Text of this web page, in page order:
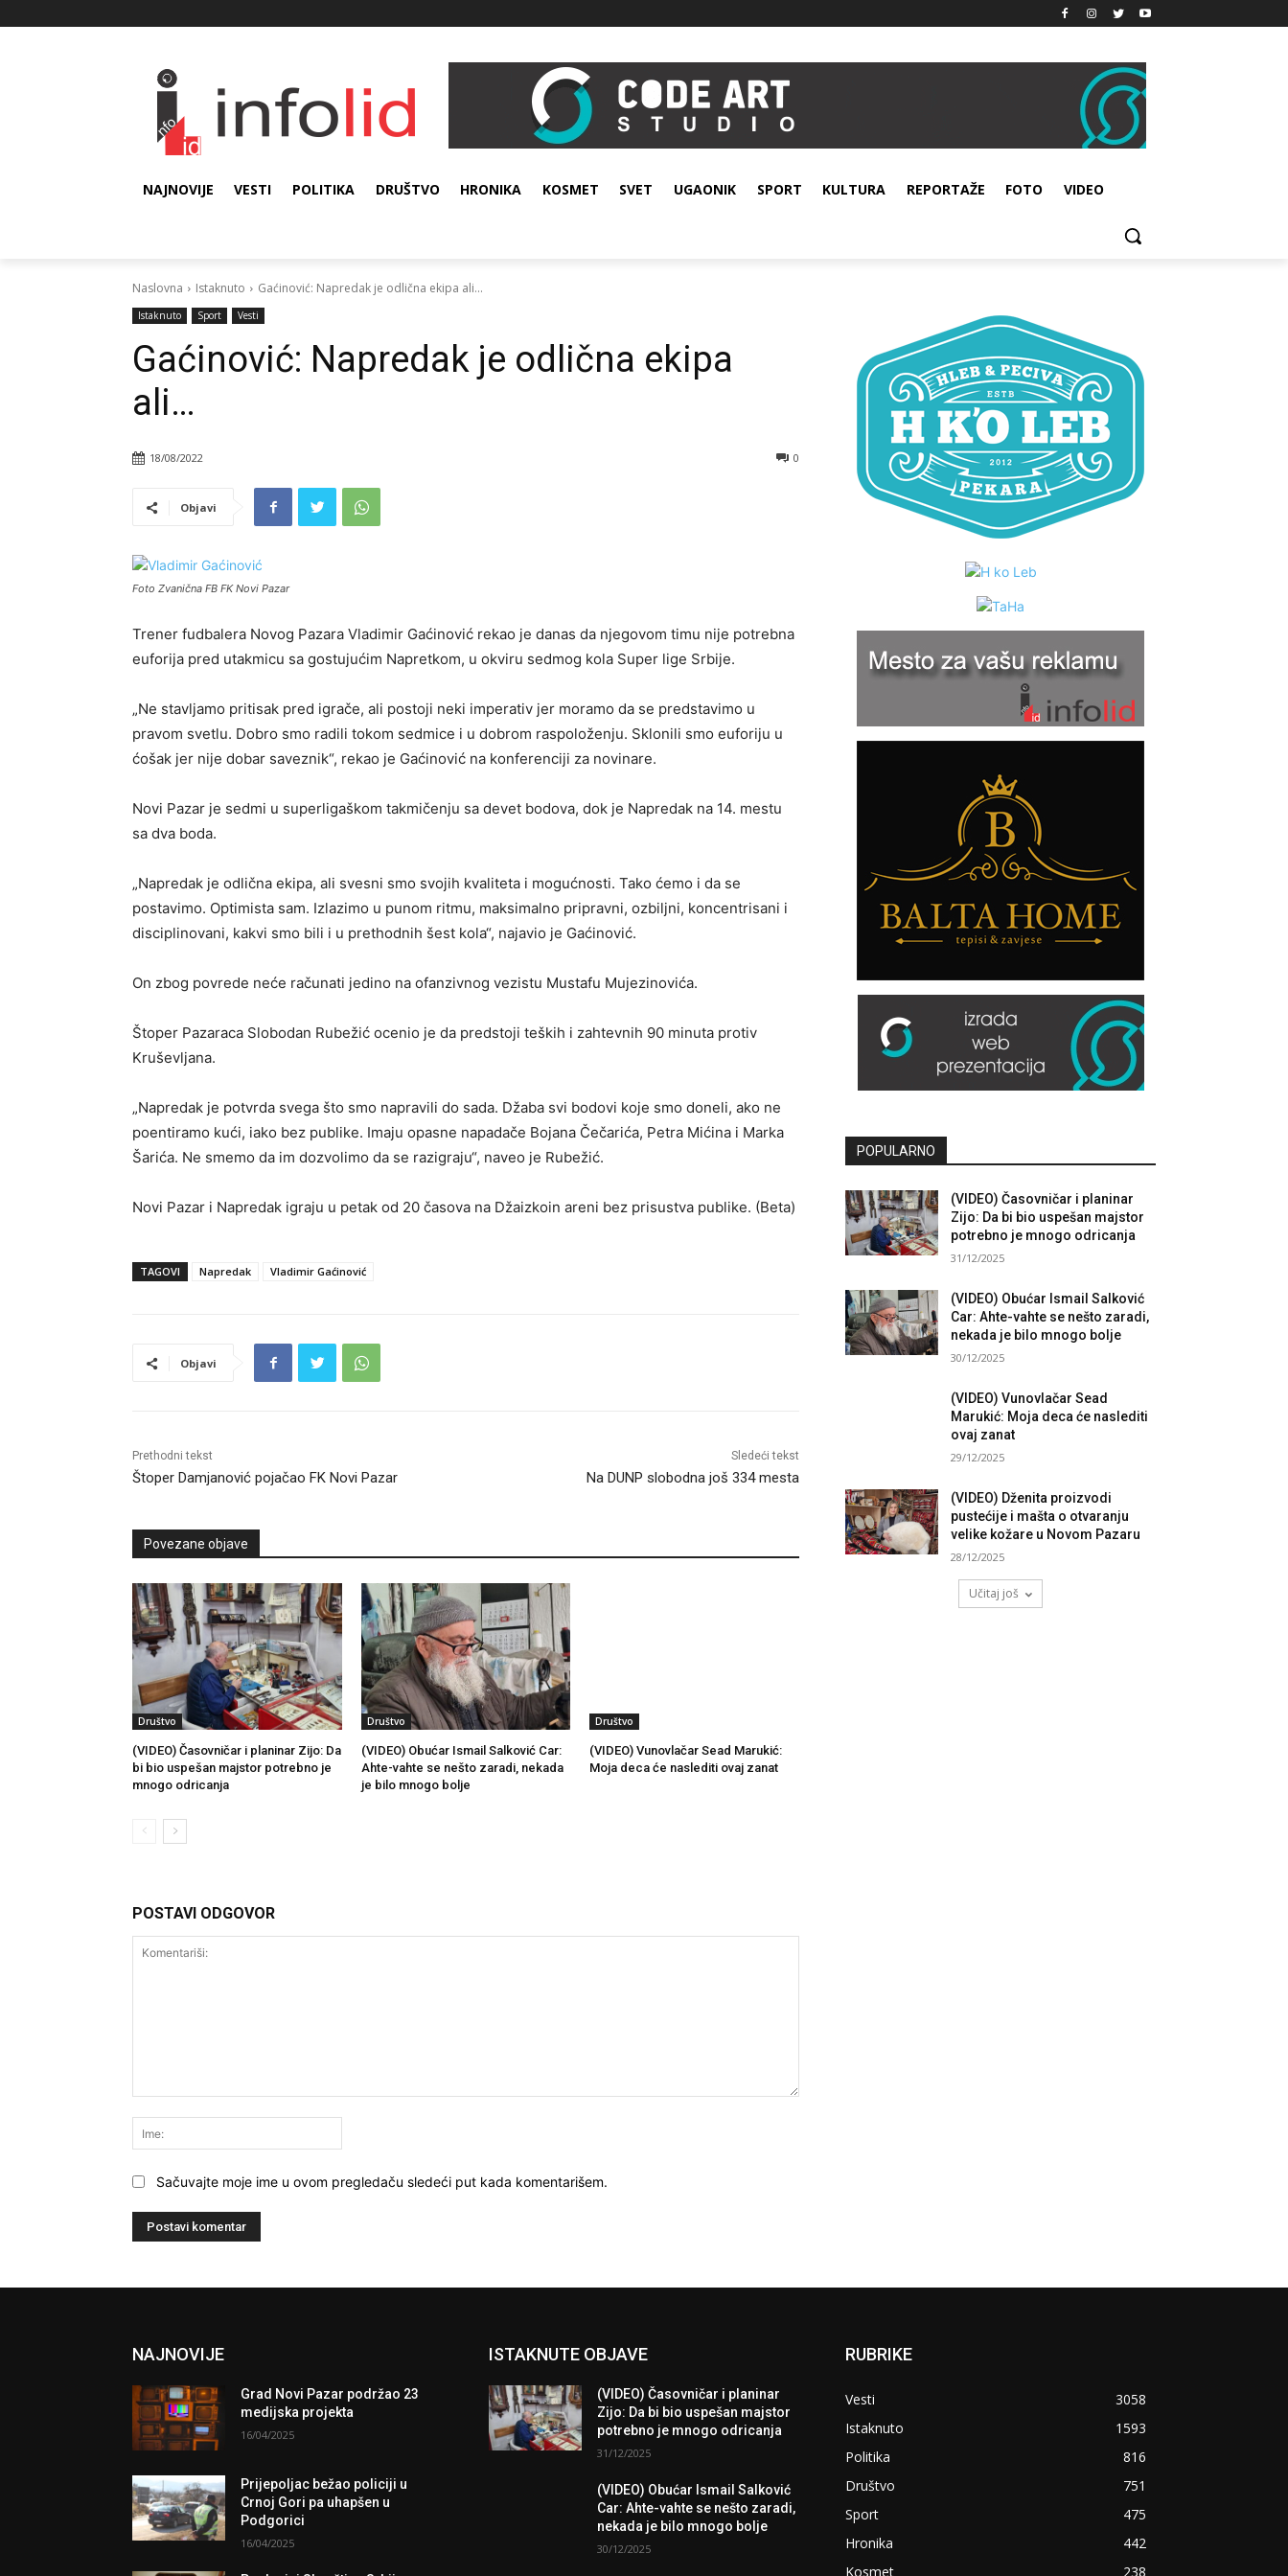
NAJNOVIJE VESTI POLITIKA DRUŠTVO HRONIKA KOSMET SVET UGAONIK SPORT KULTURA REPORTAŽE FOTO VIDEO
Naslovna Istaknuto Gaćinović: Napredak je odlična ekipa ali...
Istaknuto Sport Vesti
Gaćinović: Napredak je odlična ekipa
ali…
18/08/2022 0
Objavi
Foto Zvanična FB FK Novi Pazar
Trener fudbalera Novog Pazara Vladimir Gaćinović rekao je danas da njegovom timu nije potrebna
euforija pred utakmicu sa gostujućim Napretkom, u okviru sedmog kola Super lige Srbije.
„Ne stavljamo pritisak pred igrače, ali postoji neki imperativ jer moramo da se predstavimo u
pravom svetlu. Dobro smo radili tokom sedmice i u dobrom raspoloženju. Sklonili smo euforiju u
ćošak jer nije dobar saveznik“, rekao je Gaćinović na konferenciji za novinare.
Novi Pazar je sedmi u superligaškom takmičenju sa devet bodova, dok je Napredak na 14. mestu
sa dva boda.
„Napredak je odlična ekipa, ali svesni smo svojih kvaliteta i mogućnosti. Tako ćemo i da se
postavimo. Optimista sam. Izlazimo u punom ritmu, maksimalno pripravni, ozbiljni, koncentrisani i
disciplinovani, kakvi smo bili i u prethodnih šest kola“, najavio je Gaćinović.
On zbog povrede neće računati jedino na ofanzivnog vezistu Mustafu Mujezinovića.
Štoper Pazaraca Slobodan Rubežić ocenio je da predstoji teških i zahtevnih 90 minuta protiv
Kruševljana.
„Napredak je potvrda svega što smo napravili do sada. Džaba svi bodovi koje smo doneli, ako ne
poentiramo kući, iako bez publike. Imaju opasne napadače Bojana Čečarića, Petra Mićina i Marka
Šarića. Ne smemo da im dozvolimo da se razigraju“, naveo je Rubežić.
Novi Pazar i Napredak igraju u petak od 20 časova na Džaizkoin areni bez prisustva publike. (Beta)
TAGOVI Napredak Vladimir Gaćinović
Objavi
Prethodni tekst
Štoper Damjanović pojačao FK Novi Pazar
Sledeći tekst
Na DUNP slobodna još 334 mesta
Povezane objave
Društvo
(VIDEO) Časovničar i planinar Zijo: Da
bi bio uspešan majstor potrebno je
mnogo odricanja
Društvo
(VIDEO) Obućar Ismail Salković Car:
Ahte-vahte se nešto zaradi, nekada
je bilo mnogo bolje
Društvo
(VIDEO) Vunovlačar Sead Marukić:
Moja deca će naslediti ovaj zanat
POSTAVI ODGOVOR
Sačuvajte moje ime u ovom pregledaču sledeći put kada komentarišem.
POPULARNO
(VIDEO) Časovničar i planinar
Zijo: Da bi bio uspešan majstor
potrebno je mnogo odricanja
31/12/2025
(VIDEO) Obućar Ismail Salković
Car: Ahte-vahte se nešto zaradi,
nekada je bilo mnogo bolje
30/12/2025
(VIDEO) Vunovlačar Sead
Marukić: Moja deca će naslediti
ovaj zanat
29/12/2025
(VIDEO) Dženita proizvodi
pustećije i mašta o otvaranju
velike kožare u Novom Pazaru
28/12/2025
Učitaj još
NAJNOVIJE
Grad Novi Pazar podržao 23
medijska projekta
16/04/2025
Prijepoljac bežao policiji u
Crnoj Gori pa uhapšen u
Podgorici
16/04/2025
ISTAKNUTE OBJAVE
(VIDEO) Časovničar i planinar
Zijo: Da bi bio uspešan majstor
potrebno je mnogo odricanja
31/12/2025
(VIDEO) Obućar Ismail Salković
Car: Ahte-vahte se nešto zaradi,
nekada je bilo mnogo bolje
30/12/2025
RUBRIKE
Vesti
3058
Istaknuto
1593
Politika
816
Društvo
751
Sport
475
Hronika
442
Kosmet
238